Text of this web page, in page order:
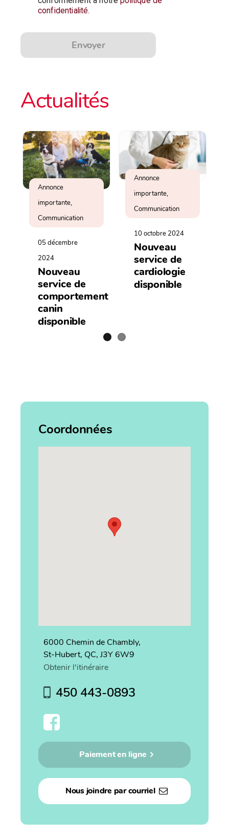
confidentialité.
Envoyer
Actualités
Annonce
importante,
Communication
05 décembre
2024
Nouveau
service de
comportement
canin
disponible
Annonce
importante,
Communication
10 octobre 2024
Nouveau
service de
cardiologie
disponible
Coordonnées
6000 Chemin de Chambly,
St-Hubert, QC, J3Y 6W9
Obtenir l'itinéraire
450 443-0893
Paiement en ligne
Nous joindre par courriel